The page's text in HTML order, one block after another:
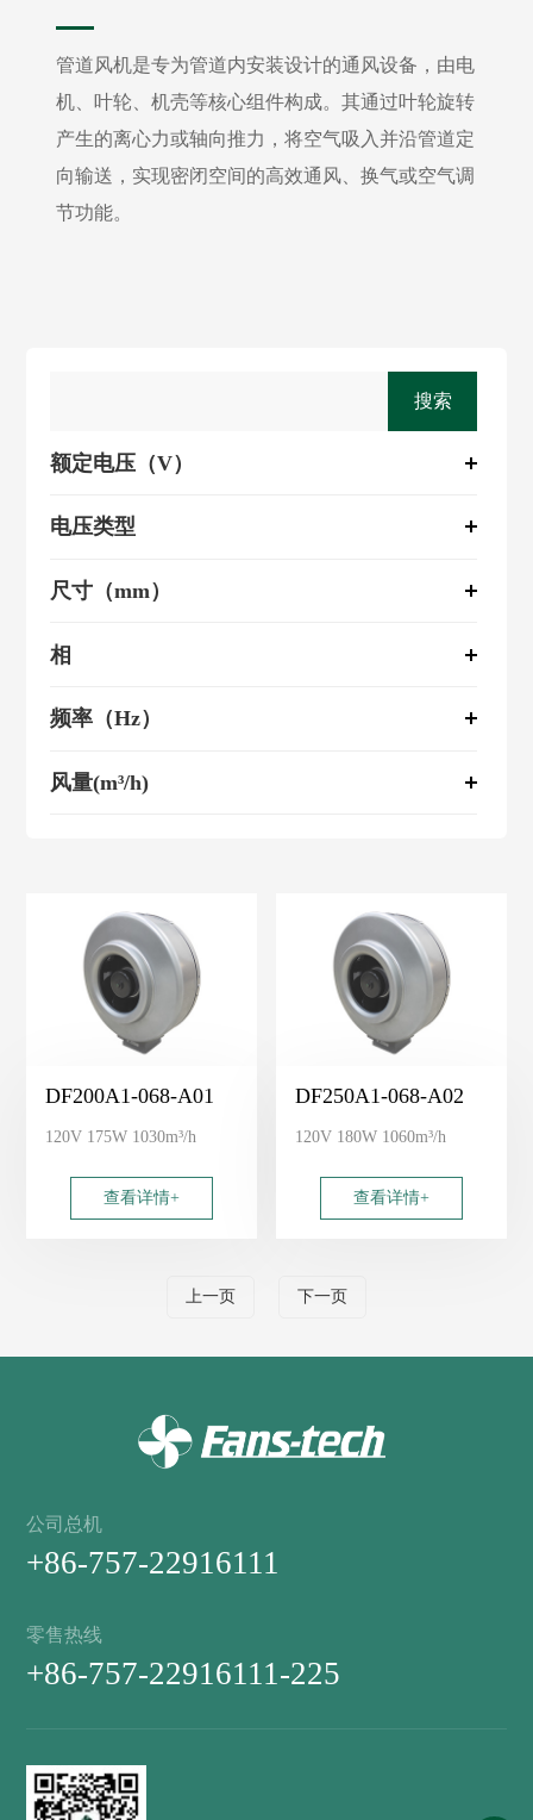
管道风机是专为管道内安装设计的通风设备，由电
机、叶轮、机壳等核心组件构成。其通过叶轮旋转
产生的离心力或轴向推力，将空气吸入并沿管道定
向输送，实现密闭空间的高效通风、换气或空气调
节功能。
搜索
额定电压（V）
电压类型
尺寸（mm）
相
频率（Hz）
风量(m³/h)
DF200A1-068-A01
120V 175W 1030m³/h
查看详情+
DF250A1-068-A02
120V 180W 1060m³/h
查看详情+
上一页 下一页
公司总机
+86-757-22916111
零售热线
+86-757-22916111-225